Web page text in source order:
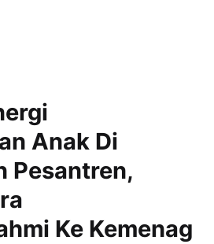
Anak Di
Pesantren,
Ke Kemenag